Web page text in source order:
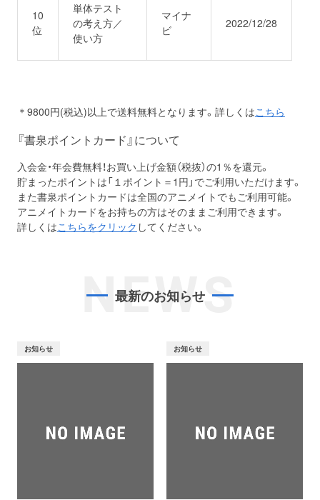
10
位
単体テスト
の考え方／
使い方
マイナ
ビ
2022/12/28
＊9800円(税込)以上で送料無料となります。詳しくはこちら
『書泉ポイントカード』について
入会金・年会費無料！お買い上げ金額（税抜）の1％を還元。
貯まったポイントは「１ポイント＝1円」でご利用いただけます。
また書泉ポイントカードは全国のアニメイトでもご利用可能。
アニメイトカードをお持ちの方はそのままご利用できます。
詳しくはこちらをクリック してください。
NEWS
最新のお知らせ
お知らせ お知らせ